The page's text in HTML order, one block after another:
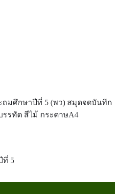
มศึกษาปีที่ 5 (พว) สมุดจดบันทึก
รทัด สีไม้ กระดาษA4
ที่ 5